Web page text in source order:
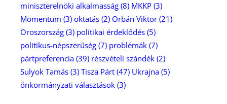
miniszterelnöki alkalmasság (8) MKKP (3)
Momentum (3) oktatás (2) Orbán Viktor (21)
Oroszország (3) politikai érdeklődés (5)
politikus-népszerűség (7) problémák (7)
pártpreferencia (39) részvételi szándék (2)
Sulyok Tamás (3) Tisza Párt (47) Ukrajna (5)
önkormányzati választások (3)